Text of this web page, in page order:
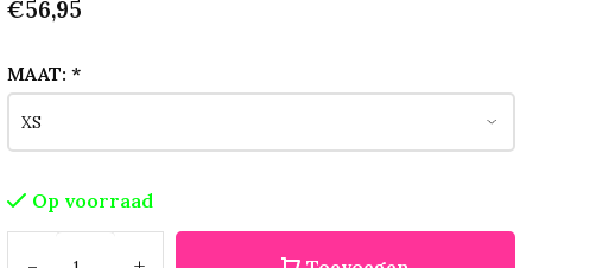
€56,95
MAAT: *
Op voorraad